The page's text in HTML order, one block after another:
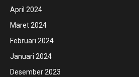
April 2024
Maret 2024
Februari 2024
Januari 2024
Desember 2023